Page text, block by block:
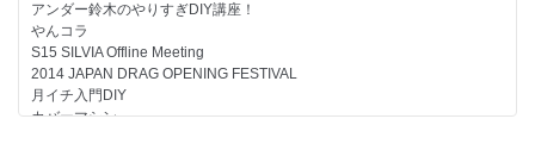
巌流塾 2014 Rd.2
大好評マシンメイキング連載☆
アンダー鈴木S15
アンダー鈴木のやりすぎDIY講座！
やんコラ
S15 SILVIA Offline Meeting
2014 JAPAN DRAG OPENING FESTIVAL
月イチ入門DIY
カバーマシン